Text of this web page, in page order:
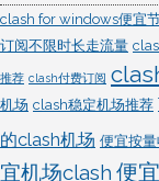
clash for windows便宜
订阅不限时长走流量
推荐 clash付费订阅
机场 clash稳定机场推荐
的clash机场 便宜按
宜机场clash 便